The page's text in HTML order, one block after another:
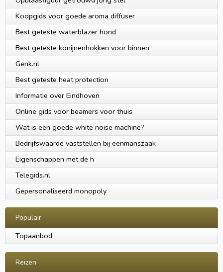
Koopgids voor goede aroma diffuser
Best geteste waterblazer hond
Best geteste konijnenhokken voor binnen
Genk.nl
Best geteste heat protection
Informatie over Eindhoven
Online gids voor beamers voor thuis
Wat is een goede white noise machine?
Bedrijfswaarde vaststellen bij eenmanszaak
Eigenschappen met de h
Telegids.nl
Gepersonaliseerd monopoly
Populair
Topaanbod
Reizen